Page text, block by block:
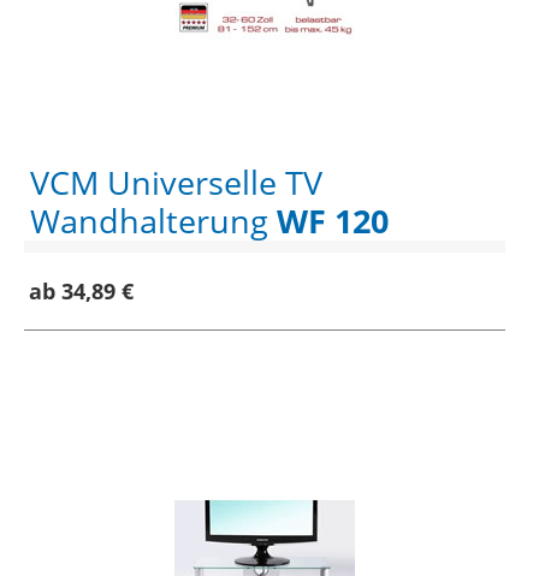
VCM Universelle TV
WandhalterungWF 120
ab 34,89 €